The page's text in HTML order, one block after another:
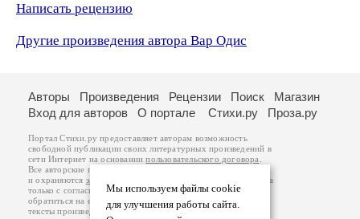
Написать рецензию
Другие произведения автора Вар Одис
Мы используем файлы cookie
для улучшения работы сайта.
Авторы Произведения Рецензии Поиск
Магазин
Вход для авторов
О портале Стихи.ру Проза.ру
Портал Стихи.ру предоставляет авторам возможность
свободной публикации своих литературных произведений в
сети Интернет на основаниипользовательского договора
Все авторские права на произведения принадлежат авторам
и охраняются законом
. Перепечатка произведений возможна
только с согласия его автора, к которому вы можете
обратиться на его авторской странице. Ответственность за
тексты произведений авторы несут самостоятельно на